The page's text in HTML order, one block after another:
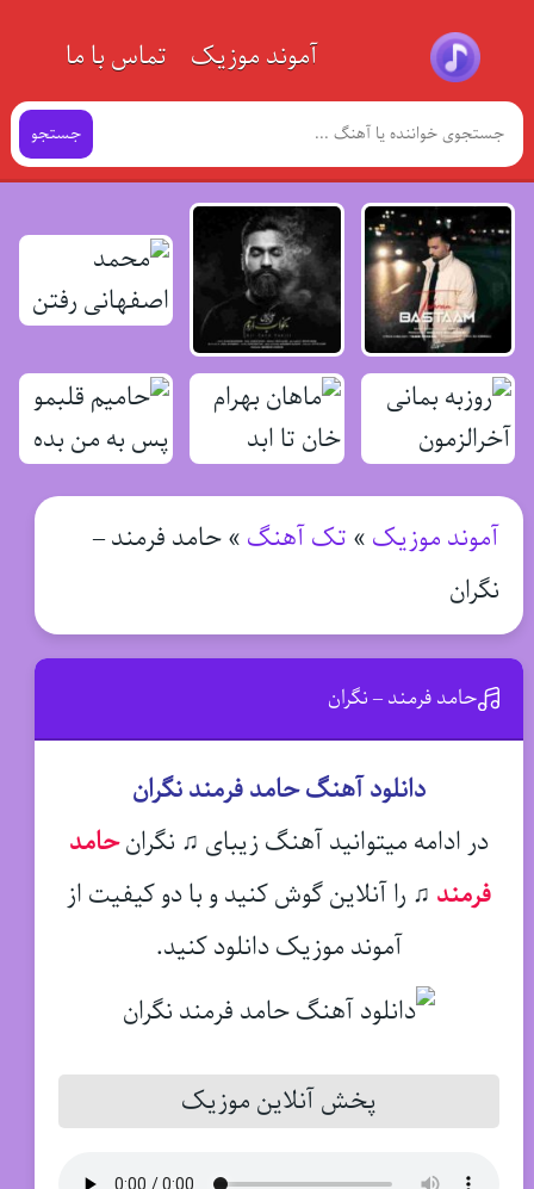
آموند موزیک تماس با ما
جستجو
آموند موزیک » تک آهنگ »حامد فرمند –
نگران
حامد فرمند – نگران
دانلود آهنگ حامد فرمند نگران
در ادامه میتوانید آهنگ زیبای ♫ نگرانحامد
فرمند ♫ را آنلاین گوش کنید و با دو کیفیت از
آموند موزیک دانلود کنید.
پخش آنلاین موزیک